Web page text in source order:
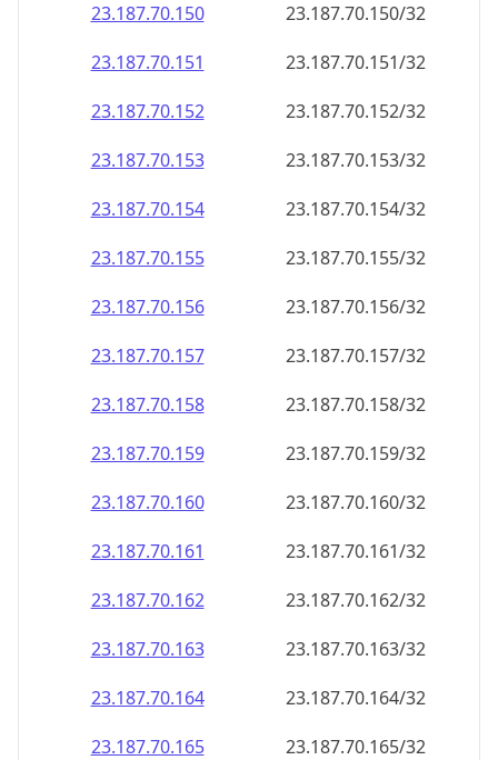
23.187.70.150
23.187.70.150/32
23.187.70.151
23.187.70.151/32
23.187.70.152
23.187.70.152/32
23.187.70.153
23.187.70.153/32
23.187.70.154
23.187.70.154/32
23.187.70.155
23.187.70.155/32
23.187.70.156
23.187.70.156/32
23.187.70.157
23.187.70.157/32
23.187.70.158
23.187.70.158/32
23.187.70.159
23.187.70.159/32
23.187.70.160
23.187.70.160/32
23.187.70.161
23.187.70.161/32
23.187.70.162
23.187.70.162/32
23.187.70.163
23.187.70.163/32
23.187.70.164
23.187.70.164/32
23.187.70.165
23.187.70.165/32